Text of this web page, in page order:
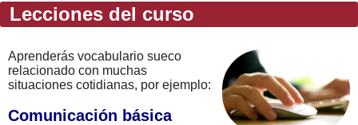
Lecciones del curso
Aprenderás vocabulario sueco
relacionado con muchas
situaciones cotidianas, por ejemplo:
Comunicación básica